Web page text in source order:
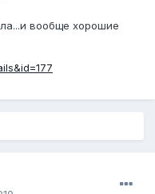
вообще хорошие